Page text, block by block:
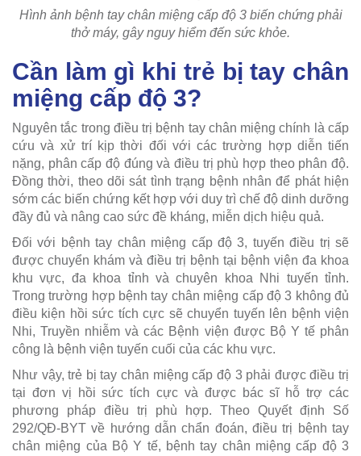
Hình ảnh bệnh tay chân miệng cấp độ 3 biến chứng phải
thở máy, gây nguy hiểm đến sức khỏe.
Cần làm gì khi trẻ bị tay chân
miệng cấp độ 3?
Nguyên tắc trong điều trị bệnh tay chân miệng chính là cấp
cứu và xử trí kịp thời đối với các trường hợp diễn tiến
nặng, phân cấp độ đúng và điều trị phù hợp theo phân độ.
Đồng thời, theo dõi sát tình trạng bệnh nhân để phát hiện
sớm các biến chứng kết hợp với duy trì chế độ dinh dưỡng
đầy đủ và nâng cao sức đề kháng, miễn dịch hiệu quả.
Đối với bệnh tay chân miệng cấp độ 3, tuyến điều trị sẽ
được chuyển khám và điều trị bệnh tại bệnh viện đa khoa
khu vực, đa khoa tỉnh và chuyên khoa Nhi tuyến tỉnh.
Trong trường hợp bệnh tay chân miệng cấp độ 3 không đủ
điều kiện hồi sức tích cực sẽ chuyển tuyến lên bệnh viện
Nhi, Truyền nhiễm và các Bệnh viện được Bộ Y tế phân
công là bệnh viện tuyến cuối của các khu vực.
Như vậy, trẻ bị tay chân miệng cấp độ 3 phải được điều trị
tại đơn vị hồi sức tích cực và được bác sĩ hỗ trợ các
phương pháp điều trị phù hợp. Theo Quyết định Số
292/QĐ-BYT về hướng dẫn chẩn đoán, điều trị bệnh tay
chân miệng của Bộ Y tế, bệnh tay chân miệng cấp độ 3